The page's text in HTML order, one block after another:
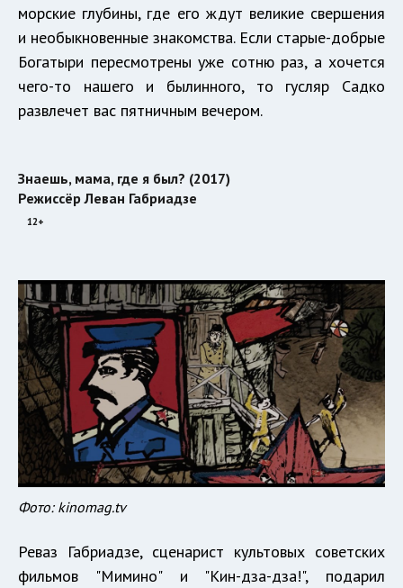
морские глубины, где его ждут великие свершения
и необыкновенные знакомства. Если старые-добрые
Богатыри пересмотрены уже сотню раз, а хочется
чего-то нашего и былинного, то гусляр Садко
развлечет вас пятничным вечером.
Знаешь, мама, где я был? (2017)
Режиссёр Леван Габриадзе
12+
Фото: kinomag.tv
Реваз Габриадзе, сценарист культовых советских
фильмов "Мимино" и "Кин-дза-дза!", подарил